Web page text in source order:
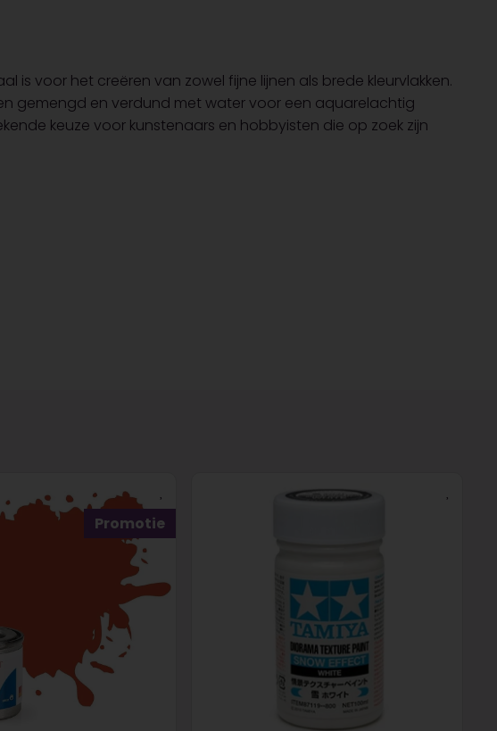
is voor het creëren van zowel fijne lijnen als brede kleurvlakken.
gemengd en verdund met water voor een aquarelachtig
keuze voor kunstenaars en hobbyisten die op zoek zijn
Promotie